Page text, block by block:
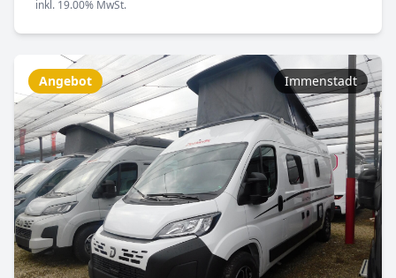
inkl. 19.00% MwSt.
Angebot Immenstadt